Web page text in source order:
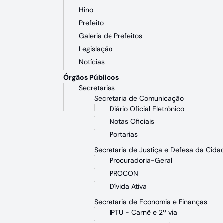
Hino
Prefeito
Galeria de Prefeitos
Legislação
Notícias
Órgãos Públicos
Secretarias
Secretaria de Comunicação
Diário Oficial Eletrônico
Notas Oficiais
Portarias
Secretaria de Justiça e Defesa da
Procuradoria-Geral
PROCON
Dívida Ativa
Secretaria de Economia e Finanças
IPTU - Carnê e 2ª via